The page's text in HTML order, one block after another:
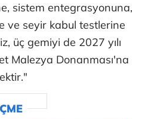
sistem entegrasyonuna,
ve seyir kabul testlerine
üç gemiyi de 2027 yılı
Malezya Donanması'na